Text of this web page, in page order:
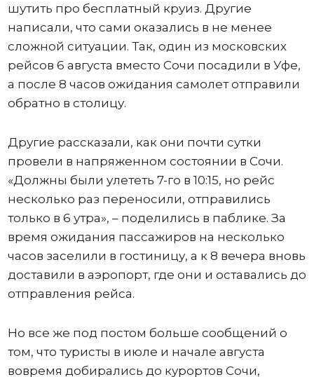
шутить про бесплатный круиз. Другие
написали, что сами оказались в не менее
сложной ситуации. Так, один из московских
рейсов 6 августа вместо Сочи посадили в Уфе,
а после 8 часов ожидания самолет отправили
обратно в столицу.
Другие рассказали, как они почти сутки
провели в напряженном состоянии в Сочи.
«Должны были улететь 7-го в 10:15, но рейс
несколько раз переносили, отправились
только в 6 утра», – поделились в паблике. За
время ожидания пассажиров на несколько
часов заселили в гостиницу, а к 8 вечера вновь
доставили в аэропорт, где они и оставались до
отправления рейса.
Но все же под постом больше сообщений о
том, что туристы в июле и начале августа
вовремя добирались до курортов Сочи,